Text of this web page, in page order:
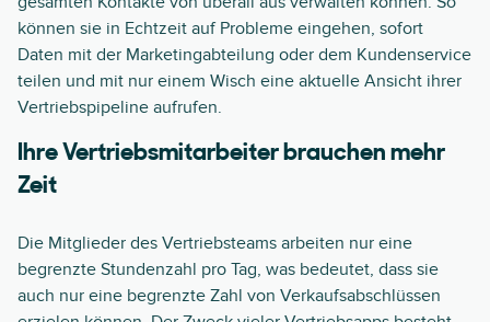
können sie in Echtzeit auf Probleme eingehen, sofort
Daten mit der Marketingabteilung oder dem Kundenservice
teilen und mit nur einem Wisch eine aktuelle Ansicht ihrer
Vertriebspipeline aufrufen.
Ihre Vertriebsmitarbeiter brauchen mehr
Zeit
Die Mitglieder des Vertriebsteams arbeiten nur eine
begrenzte Stundenzahl pro Tag, was bedeutet, dass sie
auch nur eine begrenzte Zahl von Verkaufsabschlüssen